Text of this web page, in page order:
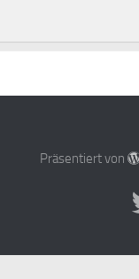
Präsentiert von